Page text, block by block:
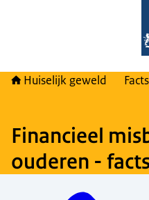
Huiselijk geweld
Financieel
ouderen -